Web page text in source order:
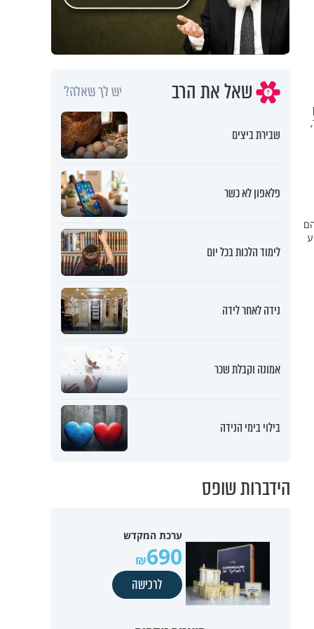
שאל את הרב יש לך שאלה?
שבירת ביצים
פלאפון לא כשר
לימוד הלכות בכל יום
נידה לאחר לידה
אמונה וקבלת שכר
בילוי בימי הנידה
הידברות שופס
ערכת המקדש
690
לרכישה